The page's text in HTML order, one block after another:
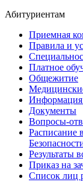
Абитуриентам
Приемная
Правила и
Платное
Общежитие
Информация
Документы
Вопросы-
Расписание
Результаты
Приказ на
Список лиц